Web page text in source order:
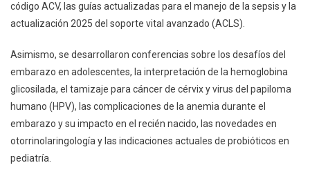
código ACV, las guías actualizadas para el manejo de la sepsis y la
actualización 2025 del soporte vital avanzado (ACLS).
Asimismo, se desarrollaron conferencias sobre los desafíos del
embarazo en adolescentes, la interpretación de la hemoglobina
glicosilada, el tamizaje para cáncer de cérvix y virus del papiloma
humano (HPV), las complicaciones de la anemia durante el
embarazo y su impacto en el recién nacido, las novedades en
otorrinolaringología y las indicaciones actuales de probióticos en
pediatría.